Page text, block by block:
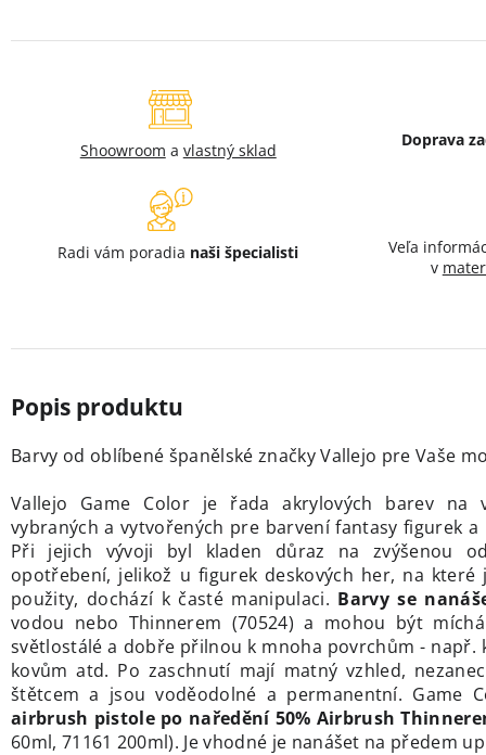
Shoowroom a vlastný sklad
Doprava
Radi vám poradia naši špecialisti
Veľa
v
Barvy od oblíbené španělské značky Vallejo pre Vaše
Vallejo Game Color je řada akrylových barev na
vybraných a vytvořených pre barvení fantasy figurek
Při jejich vývoji byl kladen důraz na zvýšenou
opotřebení, jelikož u figurek deskových her, na
použity, dochází k časté manipulaci. Barvy se
vodou nebo Thinnerem (70524) a mohou být
světlostálé a dobře přilnou k mnoha povrchům - např.
kovům atd. Po zaschnutí mají matný vzhled,
štětcem a jsou voděodolné a permanentní. Game
airbrush pistole po naředění 50% Airbrush
60ml, 71161 200ml). Je vhodné je nanášet na předem